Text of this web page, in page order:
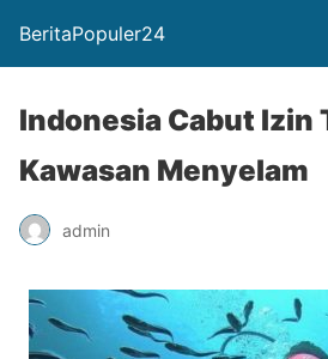
BeritaPopuler24
Indonesia Cabut Izin
Kawasan Menyelam
admin